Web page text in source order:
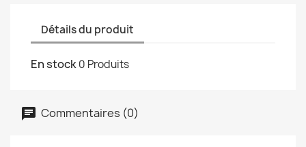
Détails du produit
En stock0 Produits
Commentaires (0)